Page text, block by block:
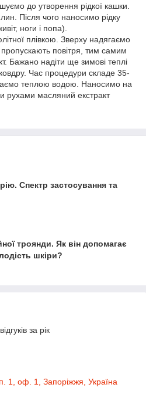
до утворення рідкої кашки.
Після чого наносимо рідку
ноги і попа).
плівкою. Зверху надягаємо
повітря, тим самим
Бажано надіти ще зимові теплі
Час процедури складе 35-
теплою водою. Наносимо на
рухами масляний екстракт
Спектр застосування та
троянди. Як він допомагає
шкіри?
за рік
1, оф. 1, Запоріжжя, Україна